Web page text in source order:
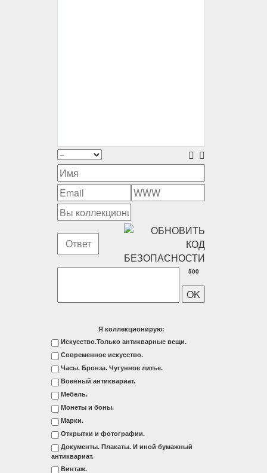
500
Я коллекционирую:
Искусство.Только антикварные вещи.
Современное искусство.
Часы. Бронза. Чугунное литье.
Военный антиквариат.
Мебель.
Монеты и боны.
Марки.
Открытки и фотографии.
Документы. Плакаты. И иной бумажный
антиквариат.
Винтаж.